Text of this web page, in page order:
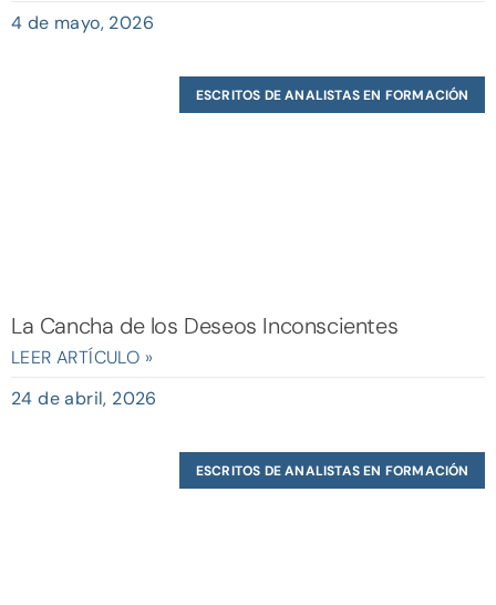
4 de mayo, 2026
ESCRITOS DE ANALISTAS EN FORMACIÓN
La Cancha de los Deseos Inconscientes
LEER ARTÍCULO »
24 de abril, 2026
ESCRITOS DE ANALISTAS EN FORMACIÓN